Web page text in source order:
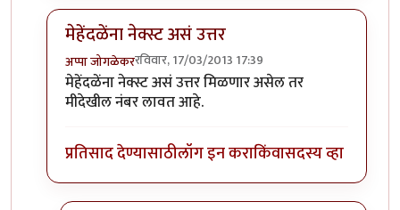
मेहेंदळेंना नेक्स्ट असं उत्तर
अप्पा जोगळेकररविवार, 17/03/2013 17:39
In reply toमुलं पण काही कमी नमुने नसतात.
मेहेंदळेंना नेक्स्ट असं उत्तर मिळणार असेल तर
मीदेखील नंबर लावत आहे.
प्रतिसाद देण्यासाठीलॉग इन कराकिंवासदस्य व्हा